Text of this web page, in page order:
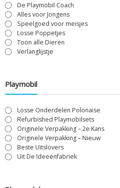
De Playmobil Coach
Alles voor Jongens
Speelgoed voor meisjes
Losse Poppetjes
Toon alle Dieren
Verlanglijstje
Playmobil
Losse Onderdelen Polonaise
Refurbished Playmobilsets
Originele Verpakking – 2e Kans
Originele Verpakking – Nieuw
Beste Uitslovers
Uit De Ideeënfabriek